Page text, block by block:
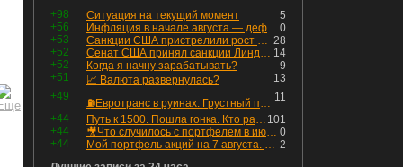
+98 5
Ситуация на текущий момент
+56
0
Инфляция в начале августа — дефляция из-за топлива и плодоовощной корзины, но услуги продолжают дорожать, а рубль начал ослабевать.
+53
28
Санкции США пристрелили рост акций в России
+52
14
Сенат США принял санкции Линдси Грэма против России
+52
9
Когда я начну зарабатывать?
+51
13
📈 Валюта развернулась?
+49
11
⛽️Евротранс в руинах. Грустный пост😶😞 Что изменилось в облигациях?
+44
101
Путь к 1500. Пошла гонка. Кто раньше продаст.
+44
0
🎥Что случилось с портфелем в июле - честный разбор / Инвестировать Просто
+44
2
Мой портфель акций на 7 августа. Покупки активов и реинвестирование дивидендов. Создание пассивного дохода